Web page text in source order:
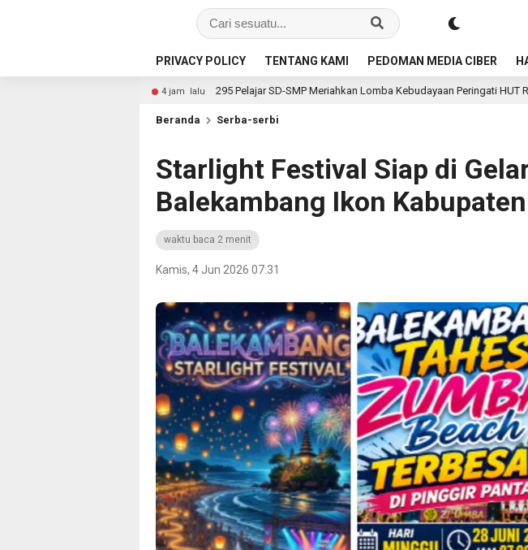
PRIVACY POLICY TENTANG KAMI PEDOMAN MEDIA CIBER
295 Pelajar SD-SMP Meriahkan Lomba Kebudayaan Peringati HUT RI Ke-81 di Bengkulu
Beranda Serba-serbi
Starlight Festival Siap di
Balekambang Ikon
waktu baca 2 menit
Kamis, 4 Jun 2026 07:31